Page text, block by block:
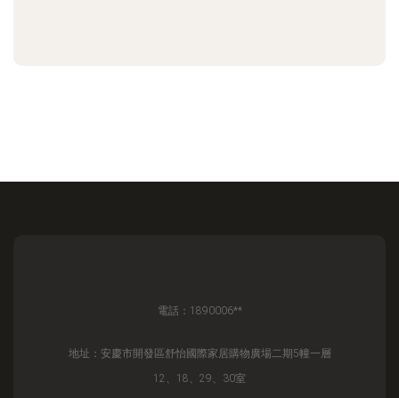
電話：1890006**
地址：安慶市開發區舒怡國際家居購物廣場二期5幢一層
12、18、29、30室